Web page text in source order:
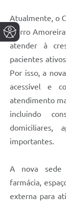
Atualmente, o
bairro
atender à
pacientes
Por isso, a
acessível e
atendimento
incluindo
domiciliares,
importantes.
A nova sede
farmácia,
externa para